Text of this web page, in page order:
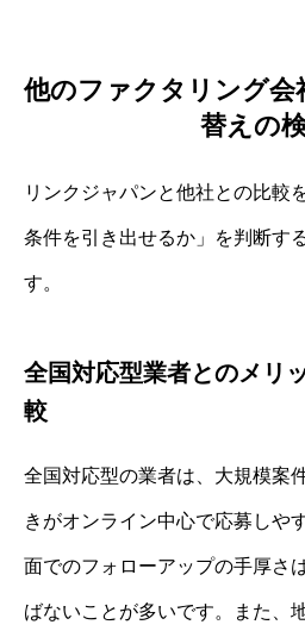
他のファクタリング会
替えの
リンクジャパンと他社との比較
条件を引き出せるか」を判断す
す。
全国対応型業者とのメリ
較
全国対応型の業者は、大規模案
きがオンライン中心で応募しや
面でのフォローアップの手厚さ
ばないことが多いです。また、